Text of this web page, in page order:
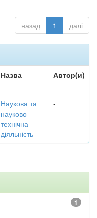
назад 1 далі
Назва Автор(и)
Наукова та
науково-
технічна
діяльність
-
1